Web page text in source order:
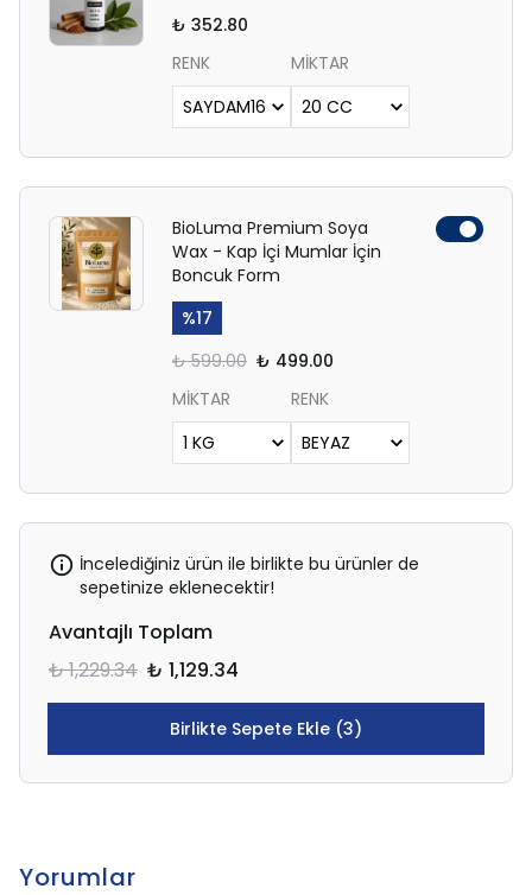
₺ 352.80
RENK
MİKTAR
BioLuma Premium Soya
Wax - Kap İçi Mumlar İçin
Boncuk Form
%17
₺ 599.00 ₺ 499.00
MİKTAR
RENK
İncelediğiniz ürün ile birlikte bu ürünler de
sepetinize eklenecektir!
Avantajlı Toplam
₺ 1,229.34 ₺ 1,129.34
Birlikte Sepete Ekle (3)
Yorumlar